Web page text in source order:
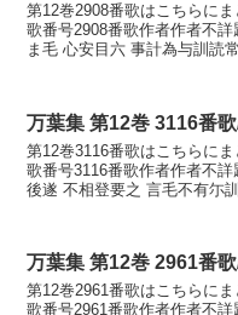
第12巻2908番歌はこちらに
歌番号2908番歌作者作者不
ま毛 心安目六 事計為与訓読
万葉集 第12巻 3116番
第12巻3116番歌はこちらに
歌番号3116番歌作者作者不
後遂 不相登要之 言毛不有尓
万葉集 第12巻 2961番
第12巻2961番歌はこちらに
歌番号2961番歌作者作者不